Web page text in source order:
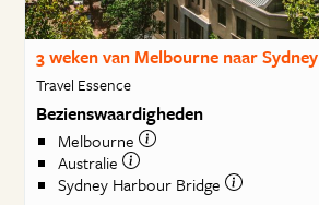
3 weken van Melbourne naar Sydney
Travel Essence
Bezienswaardigheden
Melbourne
Australie
Sydney Harbour Bridge